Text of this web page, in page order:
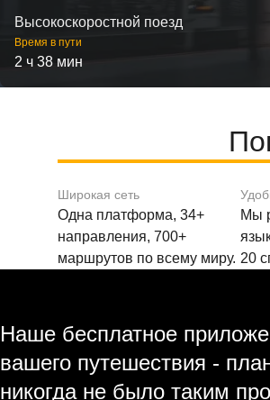
Высокоскоростной поезд
Время в пути
2 ч 38 мин
Широкая сеть
Одна платформа, 34+
направления, 700+
маршрутов по всему миру.
Мы
20
Наше бесплатное
вашего путешествия -
никогда не было таким